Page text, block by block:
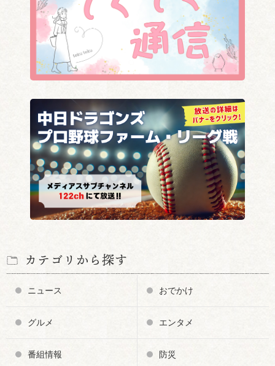
カテゴリから探す
ニュース おでかけ
グルメ エンタメ
番組情報 防災